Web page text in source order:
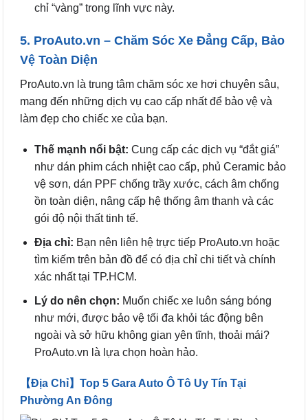
chỉ “vàng” trong lĩnh vực này.
5. ProAuto.vn – Chăm Sóc Xe Đẳng Cấp, Bảo
Vệ Toàn Diện
ProAuto.vn là trung tâm chăm sóc xe hơi chuyên sâu,
mang đến những dịch vụ cao cấp nhất để bảo vệ và
làm đẹp cho chiếc xe của bạn.
Thế mạnh nổi bật: Cung cấp các dịch vụ “đắt giá”
như dán phim cách nhiệt cao cấp, phủ Ceramic bảo
vệ sơn, dán PPF chống trầy xước, cách âm chống
ồn toàn diện, nâng cấp hệ thống âm thanh và các
gói độ nội thất tinh tế.
Địa chỉ: Bạn nên liên hệ trực tiếp ProAuto.vn hoặc
tìm kiếm trên bản đồ để có địa chỉ chi tiết và chính
xác nhất tại TP.HCM.
Lý do nên chọn: Muốn chiếc xe luôn sáng bóng
như mới, được bảo vệ tối đa khỏi tác động bên
ngoài và sở hữu không gian yên tĩnh, thoải mái?
ProAuto.vn là lựa chọn hoàn hảo.
【Địa Chỉ】Top 5 Gara Auto Ô Tô Uy Tín Tại
Phường An Đông